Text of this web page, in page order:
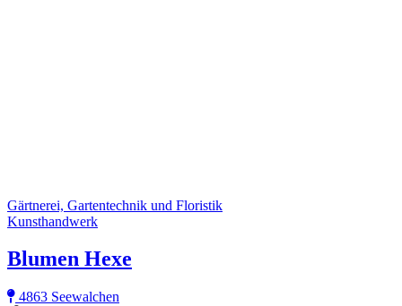
Gärtnerei, Gartentechnik und Floristik
Kunsthandwerk
Blumen Hexe
4863 Seewalchen